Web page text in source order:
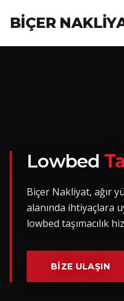
BİÇER
Nakliye Yük İlanları
İletişim
Lowbed
Biçer Nakliyat, ağır
alanında ihtiyaçlara
lowbed taşımacılık
BIZE ULAŞIN